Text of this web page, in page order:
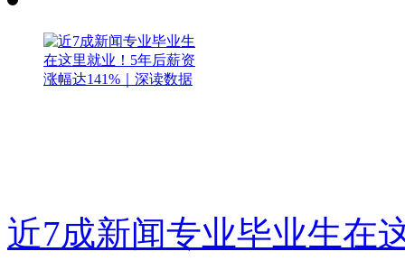
近7成新闻专业毕业生在